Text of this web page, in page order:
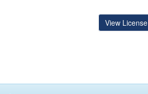
View License